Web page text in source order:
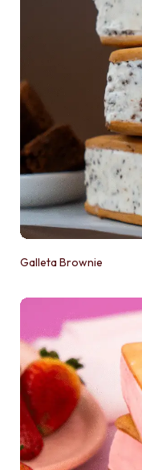
Galleta Brownie